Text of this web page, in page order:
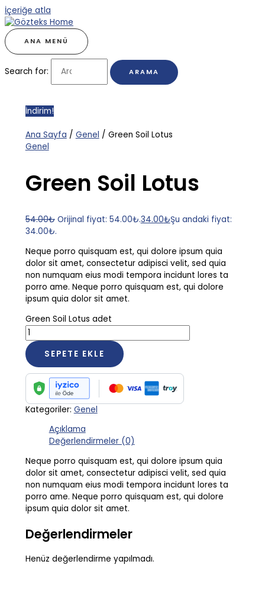
İçeriğe atla
ANA MENÜ
Search for:
İndirim!
Ana Sayfa / Genel / Green Soil Lotus
Genel
Green Soil Lotus
54.00₺ Orijinal fiyat: 54.00₺.34.00₺Şu andaki fiyat:
34.00₺.
Neque porro quisquam est, qui dolore ipsum quia
dolor sit amet, consectetur adipisci velit, sed quia
non numquam eius modi tempora incidunt lores ta
porro ame. Neque porro quisquam est, qui dolore
ipsum quia dolor sit amet.
Green Soil Lotus adet
SEPETE EKLE
Kategoriler: Genel
Açıklama
Değerlendirmeler (0)
Neque porro quisquam est, qui dolore ipsum quia
dolor sit amet, consectetur adipisci velit, sed quia
non numquam eius modi tempora incidunt lores ta
porro ame. Neque porro quisquam est, qui dolore
ipsum quia dolor sit amet.
Değerlendirmeler
Henüz değerlendirme yapılmadı.